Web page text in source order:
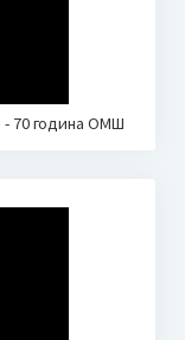
70 година ОМШ